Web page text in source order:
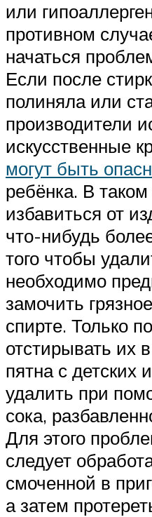
или
противном
начаться
Если после
полиняла или
производители
искусственные
могут быть
ребёнка. В
избавиться от
что-нибудь
того чтобы
необходимо
замочить
спирте. Только
отстирывать их
пятна с детских
удалить при
сока,
Для этого
следует
смоченной в
а затем